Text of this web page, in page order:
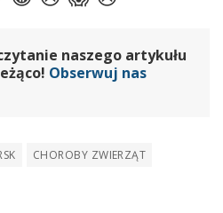
naszego artykułu
Obserwuj nas
CHOROBY ZWIERZĄT